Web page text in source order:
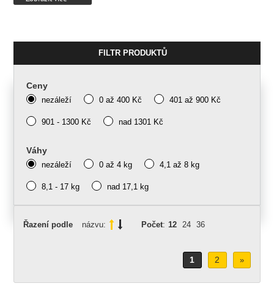
FILTR PRODUKTŮ
Ceny
nezáleží 0 až 400 Kč 401 až 900 Kč
901 - 1300 Kč nad 1301 Kč
Váhy
nezáleží 0 až 4 kg 4,1 až 8 kg
8,1 - 17 kg nad 17,1 kg
Řazení podle názvu: Počet: 12 24 36
1 2 »